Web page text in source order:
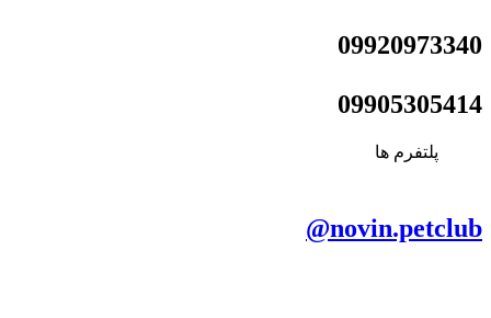
09920973340
09905305414
پلتفرم ها
novin.petclub@